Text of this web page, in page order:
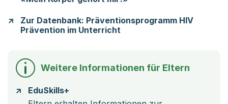
Zur Datenbank: Präventionsprogramm HIV
Prävention im Unterricht
Weitere Informationen für Eltern
EduSkills+